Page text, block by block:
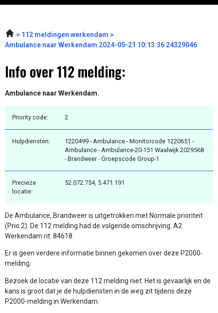
112 meldingen werkendam
Ambulance naar Werkendam 2024-05-21 10:13:36 24329046
Info over 112 melding:
Ambulance naar Werkendam.
Priority code: 2
Hulpdiensten:
1220499 - Ambulance - Monitorcode 1220651 -
Ambulance - Ambulance-20-151 Waalwijk 2029568
- Brandweer - Groepscode Group-1
Precieze
locatie:
52.072.754, 5.471.191
De Ambulance, Brandweer is uitgetrokken met Normale prioriteit
(Prio 2). De 112 melding had de volgende omschrijving: A2
Werkendam rit: 84618.
Er is geen verdere informatie binnen gekomen over deze P2000-
melding.
Bezoek de locatie van deze 112 melding niet. Het is gevaarlijk en de
kans is groot dat je de hulpdiensten in de weg zit tijdens deze
P2000-melding in Werkendam.